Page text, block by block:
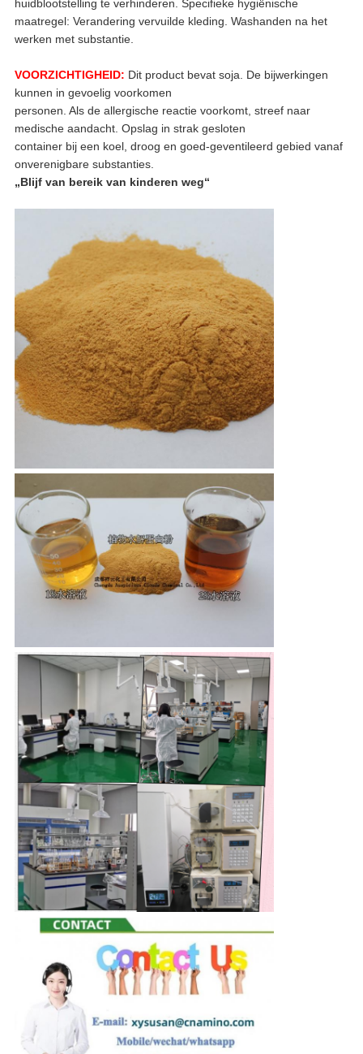
huidblootstelling te verhinderen. Specifieke hygiënische
maatregel: Verandering vervuilde kleding. Washanden na het
werken met substantie.
VOORZICHTIGHEID: Dit product bevat soja. De bijwerkingen
kunnen in gevoelig voorkomen
personen. Als de allergische reactie voorkomt, streef naar
medische aandacht. Opslag in strak gesloten
container bij een koel, droog en goed-geventileerd gebied vanaf
onverenigbare substanties.
„Blijf van bereik van kinderen weg“